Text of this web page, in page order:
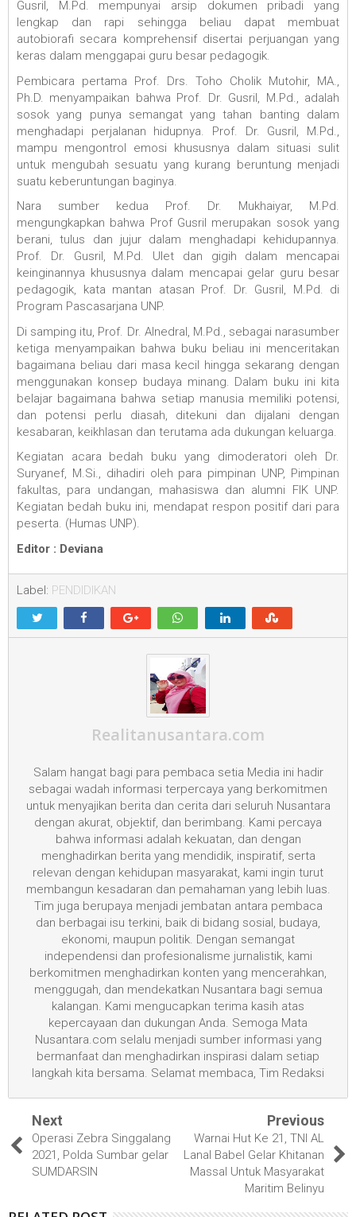
Gusril, M.Pd. mempunyai arsip dokumen pribadi yang
lengkap dan rapi sehingga beliau dapat membuat
autobiorafi secara komprehensif disertai perjuangan yang
keras dalam menggapai guru besar pedagogik.
Pembicara pertama Prof. Drs. Toho Cholik Mutohir, MA.,
Ph.D. menyampaikan bahwa Prof. Dr. Gusril, M.Pd., adalah
sosok yang punya semangat yang tahan banting dalam
menghadapi perjalanan hidupnya. Prof. Dr. Gusril, M.Pd.,
mampu mengontrol emosi khususnya dalam situasi sulit
untuk mengubah sesuatu yang kurang beruntung menjadi
suatu keberuntungan baginya.
Nara sumber kedua Prof. Dr. Mukhaiyar, M.Pd.
mengungkapkan bahwa Prof Gusril merupakan sosok yang
berani, tulus dan jujur dalam menghadapi kehidupannya.
Prof. Dr. Gusril, M.Pd. Ulet dan gigih dalam mencapai
keinginannya khususnya dalam mencapai gelar guru besar
pedagogik, kata mantan atasan Prof. Dr. Gusril, M.Pd. di
Program Pascasarjana UNP.
Di samping itu, Prof. Dr. Alnedral, M.Pd., sebagai narasumber
ketiga menyampaikan bahwa buku beliau ini menceritakan
bagaimana beliau dari masa kecil hingga sekarang dengan
menggunakan konsep budaya minang. Dalam buku ini kita
belajar bagaimana bahwa setiap manusia memiliki potensi,
dan potensi perlu diasah, ditekuni dan dijalani dengan
kesabaran, keikhlasan dan terutama ada dukungan keluarga.
Kegiatan acara bedah buku yang dimoderatori oleh Dr.
Suryanef, M.Si., dihadiri oleh para pimpinan UNP, Pimpinan
fakultas, para undangan, mahasiswa dan alumni FIK UNP.
Kegiatan bedah buku ini, mendapat respon positif dari para
peserta. (Humas UNP).
Editor : Deviana
Label: PENDIDIKAN
Realitanusantara.com
Salam hangat bagi para pembaca setia Media ini hadir
sebagai wadah informasi terpercaya yang berkomitmen
untuk menyajikan berita dan cerita dari seluruh Nusantara
dengan akurat, objektif, dan berimbang. Kami percaya
bahwa informasi adalah kekuatan, dan dengan
menghadirkan berita yang mendidik, inspiratif, serta
relevan dengan kehidupan masyarakat, kami ingin turut
membangun kesadaran dan pemahaman yang lebih luas.
Tim juga berupaya menjadi jembatan antara pembaca
dan berbagai isu terkini, baik di bidang sosial, budaya,
ekonomi, maupun politik. Dengan semangat
independensi dan profesionalisme jurnalistik, kami
berkomitmen menghadirkan konten yang mencerahkan,
menggugah, dan mendekatkan Nusantara bagi semua
kalangan. Kami mengucapkan terima kasih atas
kepercayaan dan dukungan Anda. Semoga Mata
Nusantara.com selalu menjadi sumber informasi yang
bermanfaat dan menghadirkan inspirasi dalam setiap
langkah kita bersama. Selamat membaca, Tim Redaksi
Next
Operasi Zebra Singgalang
2021, Polda Sumbar gelar
SUMDARSIN
Previous
Warnai Hut Ke 21, TNI AL
Lanal Babel Gelar Khitanan
Massal Untuk Masyarakat
Maritim Belinyu